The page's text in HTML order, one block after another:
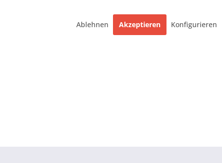
Ablehnen Akzeptieren Konfigurieren